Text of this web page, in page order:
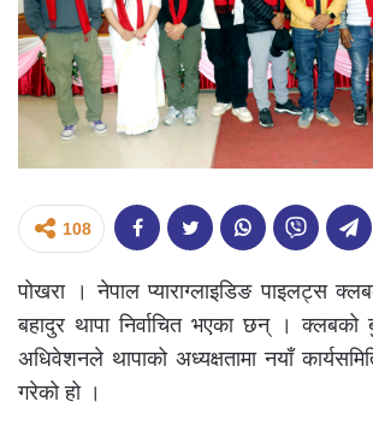
108
पोखरा । नेपाल प्याराग्लाइडिङ पाइलट्स
बहादुर थापा निर्वाचित भएका छन् । क्लबको
अधिवेशनले थापाको अध्यक्षतामा नयाँ कार्यसमिति
गरेको हो ।